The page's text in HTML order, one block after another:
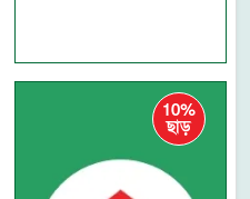
10%
ছাড়